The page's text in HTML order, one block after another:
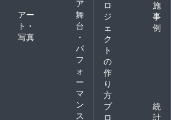
ア
アー
ト・
写真
舞
台
・
パ
フ
ォ
ー
マ
ン
ス
ロ
ジ
ェ
ク
ト
の
作
り
方
施
事
例
プ
ロ
統
計